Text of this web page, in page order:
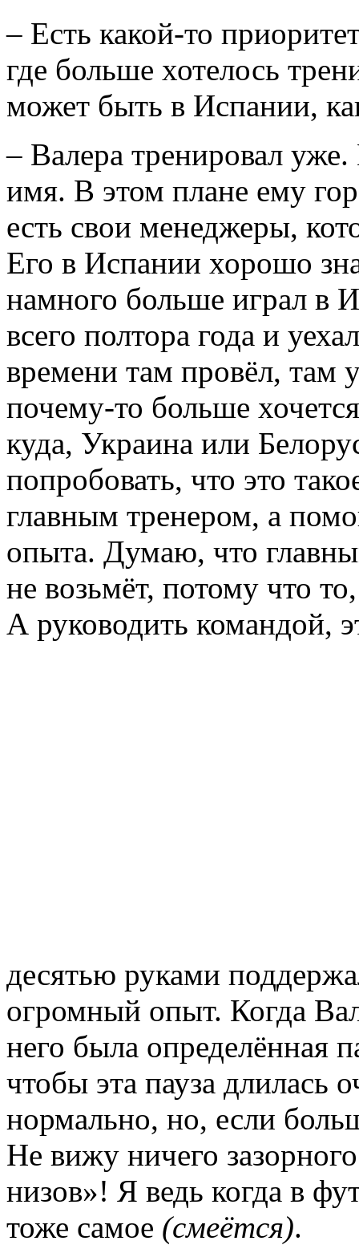
– Есть какой-то
где больше хотелось
может быть в Испании,
– Валера тренировал уже.
имя. В этом плане ему
есть свои менеджеры,
Его в Испании хорошо
намного больше играл в
всего полтора года и
времени там провёл, там
почему-то больше
куда, Украина или
попробовать, что это
главным тренером, а
опыта. Думаю, что
не возьмёт, потому что
А руководить командой,
десятью руками
огромный опыт. Когда
него была определённая
чтобы эта пауза длилась
нормально, но, если
Не вижу ничего
низов»! Я ведь когда в
тоже самое (смеётся).